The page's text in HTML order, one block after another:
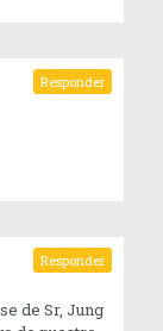
Responder
de Sr, Jung
Responder